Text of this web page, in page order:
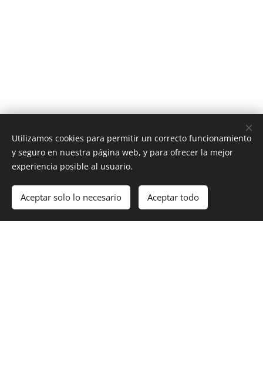
Añadir a la cesta
¡Crea tu página web gratis! Comenzar
Utilizamos cookies para permitir un correcto funcionamiento
y seguro en nuestra página web, y para ofrecer la mejor
experiencia posible al usuario.
Aceptar solo lo necesario Aceptar todo